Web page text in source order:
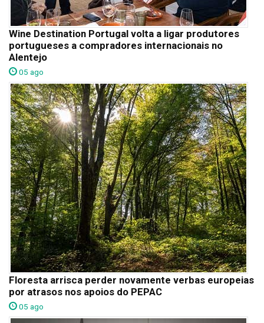
Wine Destination Portugal volta a ligar produtores
portugueses a compradores internacionais no
Alentejo
05 ago
Floresta arrisca perder novamente verbas europeias
por atrasos nos apoios do PEPAC
05 ago